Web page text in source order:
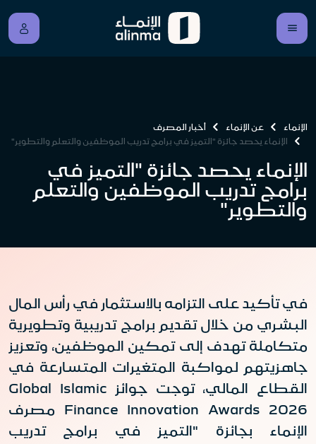
الإنماء عن الإنماء
أخبار المصرف
الإنماء يحصد جائزة "التميز في برامج تدريب الموظفين والتعلم والتطوير"
الإنماء يحصد جائزة "التميز في
برامج تدريب الموظفين والتعلم
والتطوير"
في تأكيد على التزامه بالاستثمار في رأس المال
البشري من خلال تقديم برامج تدريبية وتطويرية
متكاملة تهدف إلى تمكين الموظفين، وتعزيز
جاهزيتهم لمواكبة المتغيرات المتسارعة في
القطاع المالي، توجت جوائز Global Islamic
Finance Innovation Awards 2026
مصرف
الإنماء بجائزة " التميز في برامج تدريب